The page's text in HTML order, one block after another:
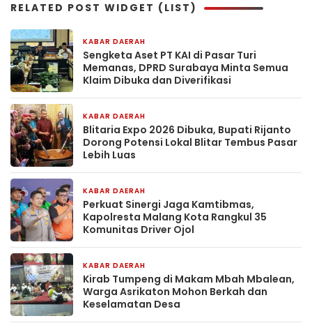
RELATED POST WIDGET (LIST)
KABAR DAERAH
Sengketa Aset PT KAI di Pasar Turi
Memanas, DPRD Surabaya Minta Semua
Klaim Dibuka dan Diverifikasi
KABAR DAERAH
Blitaria Expo 2026 Dibuka, Bupati Rijanto
Dorong Potensi Lokal Blitar Tembus Pasar
Lebih Luas
KABAR DAERAH
Perkuat Sinergi Jaga Kamtibmas,
Kapolresta Malang Kota Rangkul 35
Komunitas Driver Ojol
KABAR DAERAH
Kirab Tumpeng di Makam Mbah Mbalean,
Warga Asrikaton Mohon Berkah dan
Keselamatan Desa